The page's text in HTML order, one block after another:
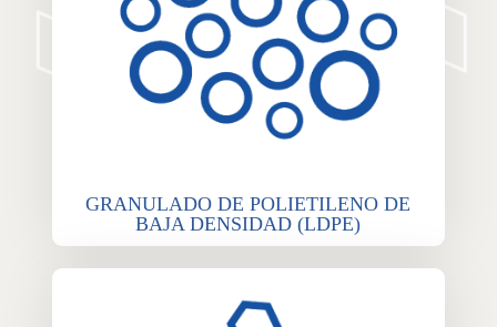
GRANULADO DE POLIETILENO DE
BAJA DENSIDAD (LDPE)